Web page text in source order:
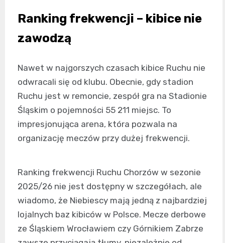
Ranking frekwencji – kibice nie
zawodzą
Nawet w najgorszych czasach kibice Ruchu nie
odwracali się od klubu. Obecnie, gdy stadion
Ruchu jest w remoncie, zespół gra na Stadionie
Śląskim o pojemności 55 211 miejsc. To
impresjonująca arena, która pozwala na
organizację meczów przy dużej frekwencji.
Ranking frekwencji Ruchu Chorzów w sezonie
2025/26 nie jest dostępny w szczegółach, ale
wiadomo, że Niebiescy mają jedną z najbardziej
lojalnych baz kibiców w Polsce. Mecze derbowe
ze Śląskiem Wrocławiem czy Górnikiem Zabrze